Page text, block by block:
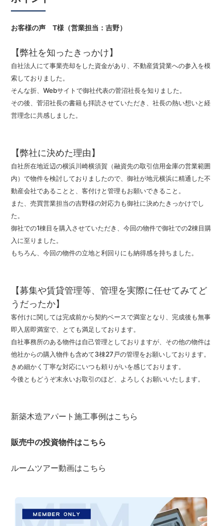
お客様の声 T様（営業担当：吉野）
【弊社を知ったきっかけ】
自社法人にて事業売却をした資金があり、不動産賃貸業への参入を模
索しておりました。
そんな折、Webサイトで御社代表の菅沼社長を知りました。
その後、菅沼社長の書籍も拝読させていただき、社長の熱い想いと経
営理念に共感しました。
【弊社に決めた理由】
自社所在地近辺の横浜川崎横須賀（融資先の取引信用金庫の営業範囲
内）で物件を検討しておりましたので、御社が地元横浜に精通した不
動産会社であることと、客付けと管理もお願いできること。
また、売買営業担当の吉野様の対応力も御社に決めたきっかけでし
た。
御社での1棟目を購入させていただき、今回の物件で御社での2棟目購
入に至りました。
もちろん、今回の物件の立地と利回りにも納得感を持ちました。
【募集や賃貸管理等、管理を実際に任せてみてど
うだったか】
客付けに関しては完成前から契約ベースで満室となり、完成後も無事
即入居即満室で、とても満足しております。
自社事務所のある物件は自己管理としておりますが、その他の物件は
他社からの購入物件も含めて3棟27戸の管理をお願いしております。
きめ細かく丁寧な対応にいつも頼りがいを感じております。
今後ともどうぞ末永いお取引のほど、よろしくお願いいたします。
新築木造アパート施工事例はこちら
販売中の投資物件はこちら
ルームツアー動画はこちら